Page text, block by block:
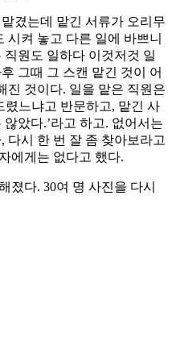
겼는데 맡긴 서류가 오리무
시켜 놓고 다른 일에 바쁘니
원도 일하다 이것저것 일
그때 그 스캔 맡긴 것이 어
진 것이다. 일을 맡은 직원은
렸느냐고 반문하고, 맡긴 사
았다.’라고 하고. 없어서는
다시 한 번 잘 좀 찾아보라고
에게는 없다고 했다.
졌다. 30여 명 사진을 다시